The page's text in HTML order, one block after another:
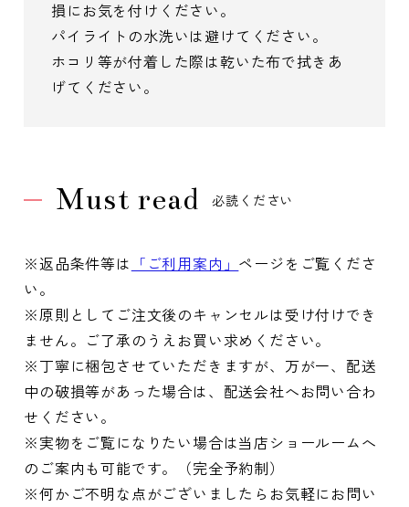
損にお気を付けください。
パイライトの水洗いは避けてください。
ホコリ等が付着した際は乾いた布で拭きあ
げてください。
Must read 必読ください
※返品条件等は 「ご利用案内」 ページをご覧くださ
い。
※原則としてご注文後のキャンセルは受け付けでき
ません。ご了承のうえお買い求めください。
※丁寧に梱包させていただきますが、万が一、配送
中の破損等があった場合は、配送会社へお問い合わ
せください。
※実物をご覧になりたい場合は当店ショールームへ
のご案内も可能です。（完全予約制）
※何かご不明な点がございましたらお気軽にお問い